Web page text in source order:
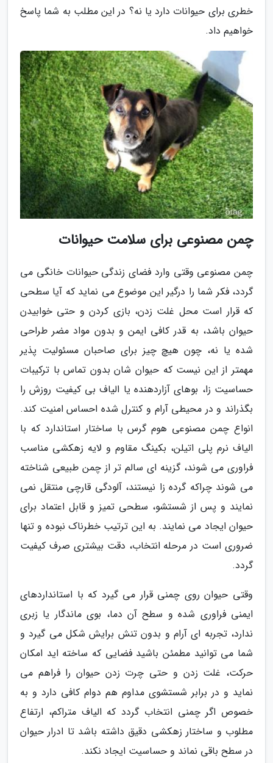
خطری برای حیوانات دارد یا نه؟ در این مطلب به شما پاسخ
خواهیم داد.
چمن مصنوعی برای سلامت حیوانات
چمن مصنوعی وقتی وارد فضای زندگی حیوانات خانگی می
گردد، فکر شما را درگیر این موضوع می نماید که آیا سطحی
که قرار است محل غلت زدن، بازی کردن و حتی خوابیدن
حیوان باشد، به قدر کافی ایمن و بدون مواد مضر طراحی
شده یا نه، چون هیچ چیز برای صاحبان مسئولیت پذیر
مهمتر از این نیست که حیوان شان بدون تماس با ترکیبات
حساسیت زا، بوهای آزاردهنده یا الیاف بی کیفیت روزش را
بگذراند و در محیطی آرام و کنترل شده احساس امنیت کند.
انواع چمن مصنوعی هوم گرس با ساختار استاندارد که با
الیاف نرم پلی اتیلن، بکینگ مقاوم و لایه زهکشی مناسب
فراوری می شوند، گزینه ای سالم تر از چمن طبیعی شناخته
می شوند چراکه گرده زا نیستند، آلودگی قارچی منتقل نمی
نمایند و پس از شستشو، سطحی تمیز و قابل اعتماد برای
حیوان ایجاد می نمایند. به این ترتیب خطرناک نبوده و تنها
ضروری است در مرحله انتخاب، دقت بیشتری صرف کیفیت
گردد.
وقتی حیوان روی چمنی قرار می گیرد که با استانداردهای
ایمنی فراوری شده و سطح آن دما، بوی ماندگار یا زبری
ندارد، تجربه ای آرام و بدون تنش برایش شکل می گیرد و
شما می توانید مطمئن باشید فضایی که ساخته اید امکان
حرکت، غلت زدن و حتی چرت زدن حیوان را فراهم می
نماید و در برابر شستشوی مداوم هم دوام کافی دارد و به
خصوص اگر چمنی انتخاب گردد که الیاف متراکم، ارتفاع
مطلوب و ساختار زهکشی دقیق داشته باشد تا ادرار حیوان
در سطح باقی نماند و حساسیت ایجاد نکند.